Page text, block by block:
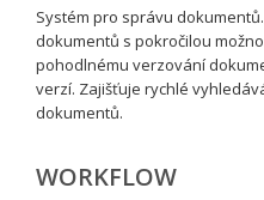
Systém pro správu
dokumentů s pokročilou
pohodlnému verzování
verzí. Zajišťuje rychlé
dokumentů.
WORKFLOW